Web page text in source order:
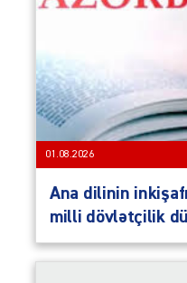
01.08.2026
Ana dilinin
milli dövlətçilik